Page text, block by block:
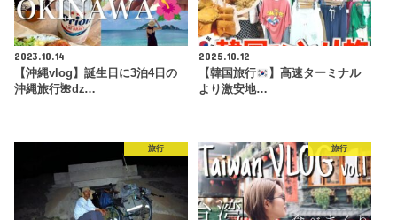
2023.10.14
【沖縄vlog】誕生日に3泊4日の
沖縄旅行🌺ǳ…
2025.10.12
【韓国旅行
】高速ターミナル
より激安地…
旅行 旅行